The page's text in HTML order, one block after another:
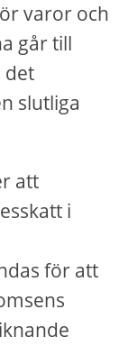
varor och
går till
det
slutliga
att
i
för att